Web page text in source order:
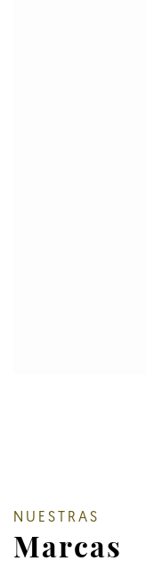
NUESTRAS
Marcas